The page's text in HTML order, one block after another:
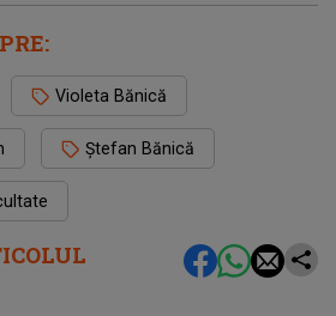
Violeta Bănică
Ștefan Bănică